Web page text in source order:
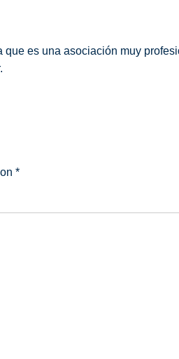
es una asociación muy
*